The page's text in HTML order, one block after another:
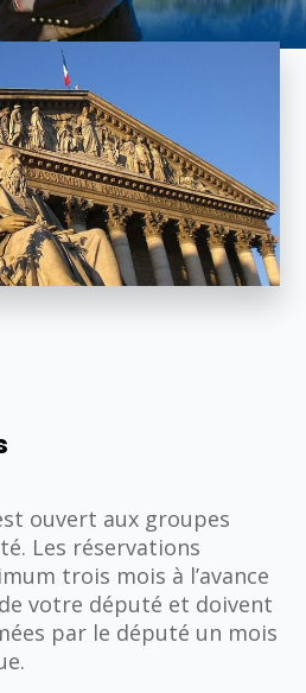
ouvert aux groupes
Les réservations
trois mois à l’avance
votre député et doivent
par le député un mois